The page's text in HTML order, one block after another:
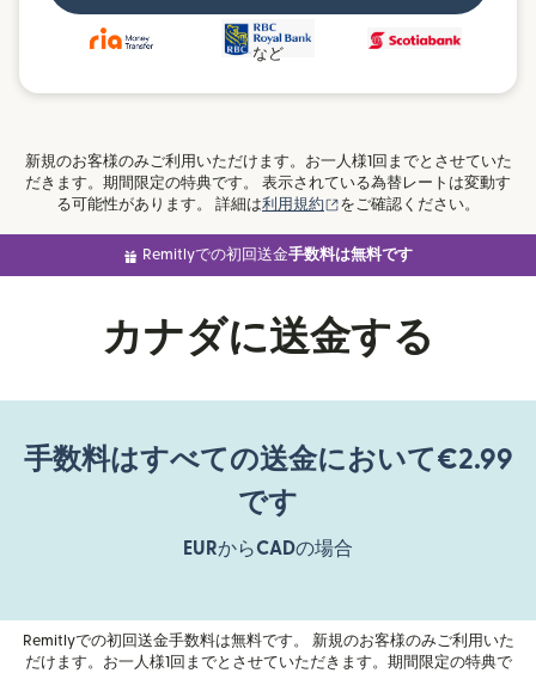
など
新規のお客様のみご利用いただけます。お一人様1回までとさせていた
だきます。期間限定の特典です。 表示されている為替レートは変動す
る可能性があります。 詳細は利用規約 （別ウィンドウで開きます
をご確認ください。
Remitlyでの初回送金手数料は無料です
カナダに送金する
手数料はすべての送金において€2.99
です
EURからCADの場合
Remitlyでの初回送金手数料は無料です。 新規のお客様のみご利用いた
だけます。お一人様1回までとさせていただきます。期間限定の特典で